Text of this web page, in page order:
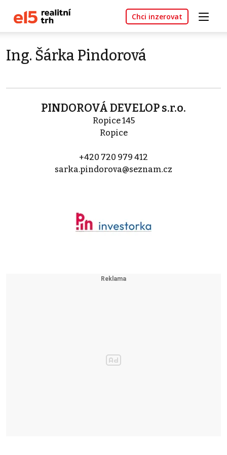
Chci inzerovat
Ing. Šárka Pindorová
PINDOROVÁ DEVELOP s.r.o.
Ropice 145
Ropice
+420 720 979 412
sarka.pindorova@seznam.cz